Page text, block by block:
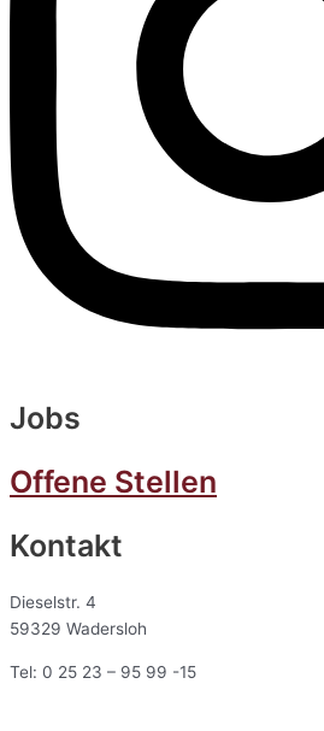
Jobs
Offene Stellen
Kontakt
Dieselstr. 4
59329 Wadersloh
Tel: 0 25 23 – 95 99 -15